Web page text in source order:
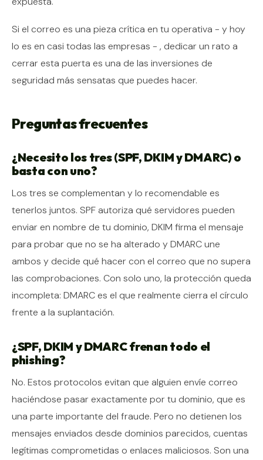
Si el correo es una pieza crítica en tu operativa - y hoy
lo es en casi todas las empresas - , dedicar un rato a
cerrar esta puerta es una de las inversiones de
seguridad más sensatas que puedes hacer.
Preguntas frecuentes
¿Necesito los tres (SPF, DKIM y DMARC) o
basta con uno?
Los tres se complementan y lo recomendable es
tenerlos juntos. SPF autoriza qué servidores pueden
enviar en nombre de tu dominio, DKIM firma el mensaje
para probar que no se ha alterado y DMARC une
ambos y decide qué hacer con el correo que no supera
las comprobaciones. Con solo uno, la protección queda
incompleta: DMARC es el que realmente cierra el círculo
frente a la suplantación.
¿SPF, DKIM y DMARC frenan todo el
phishing?
No. Estos protocolos evitan que alguien envíe correo
haciéndose pasar exactamente por tu dominio, que es
una parte importante del fraude. Pero no detienen los
mensajes enviados desde dominios parecidos, cuentas
legítimas comprometidas o enlaces maliciosos. Son una